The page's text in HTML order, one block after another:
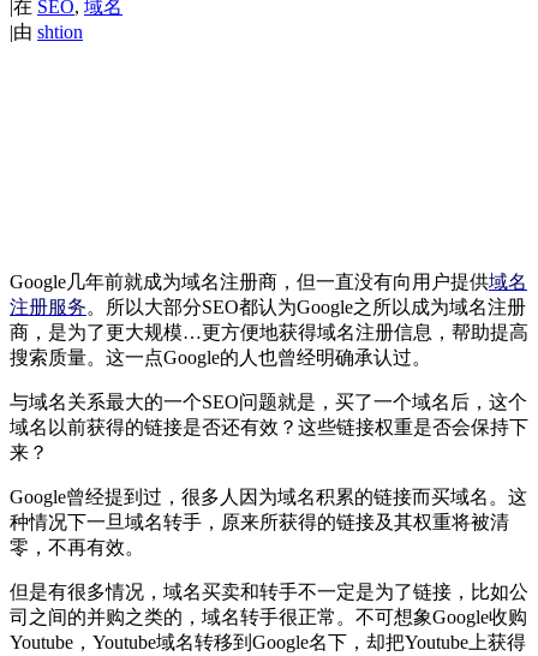
|在 SEO, 域名
|由 shtion
Google几年前就成为域名注册商，但一直没有向用户提供域名
注册服务。所以大部分SEO都认为Google之所以成为域名注册
商，是为了更大规模…更方便地获得域名注册信息，帮助提高
搜索质量。这一点Google的人也曾经明确承认过。
与域名关系最大的一个SEO问题就是，买了一个域名后，这个
域名以前获得的链接是否还有效？这些链接权重是否会保持下
来？
Google曾经提到过，很多人因为域名积累的链接而买域名。这
种情况下一旦域名转手，原来所获得的链接及其权重将被清
零，不再有效。
但是有很多情况，域名买卖和转手不一定是为了链接，比如公
司之间的并购之类的，域名转手很正常。不可想象Google收购
Youtube，Youtube域名转移到Google名下，却把Youtube上获得